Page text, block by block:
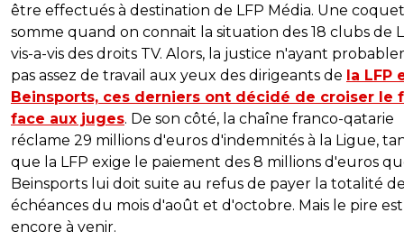
être effectués à destination de LFP Média. Une
somme quand on connait la situation des 18 clubs de
vis-a-vis des droits TV. Alors, la justice n'ayant
pas assez de travail aux yeux des dirigeants de la LFP
Beinsports, ces derniers ont décidé de croiser le
face aux juges. De son côté, la chaîne franco-qatarie
réclame 29 millions d'euros d'indemnités à la Ligue,
que la LFP exige le paiement des 8 millions d'euros
Beinsports lui doit suite au refus de payer la totalité
échéances du mois d'août et d'octobre. Mais le pire est
encore à venir.